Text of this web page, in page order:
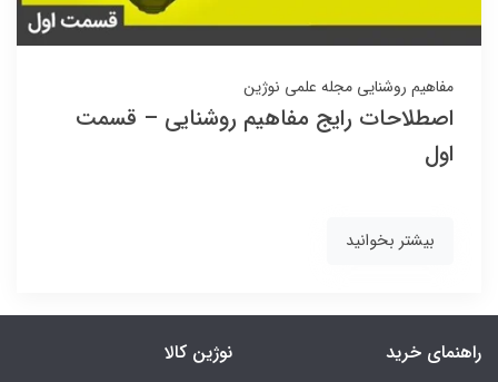
مفاهیم روشنایی مجله علمی نوژین
اصطلاحات رایج مفاهیم روشنایی – قسمت
اول
بیشتر بخوانید
راهنمای خرید نوژین کالا